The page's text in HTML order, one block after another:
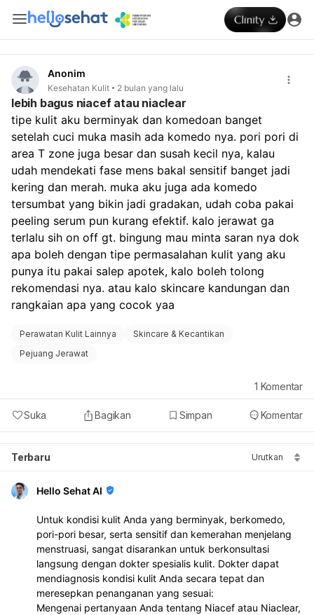
Anonim
Kesehatan Kulit 2 bulan yang lalu
lebih bagus niacef atau niaclear
tipe kulit aku berminyak dan komedoan banget
setelah cuci muka masih ada komedo nya. pori pori di
area T zone juga besar dan susah kecil nya, kalau
udah mendekati fase mens bakal sensitif banget jadi
kering dan merah. muka aku juga ada komedo
tersumbat yang bikin jadi gradakan, udah coba pakai
peeling serum pun kurang efektif. kalo jerawat ga
terlalu sih on off gt. bingung mau minta saran nya dok
apa boleh dengan tipe permasalahan kulit yang aku
punya itu pakai salep apotek, kalo boleh tolong
rekomendasi nya. atau kalo skincare kandungan dan
rangkaian apa yang cocok yaa
Perawatan Kulit Lainnya
Skincare & Kecantikan
Pejuang Jerawat
Suka Bagikan Simpan Komentar
1 Komentar
Terbaru Urutkan
Hello Sehat AI
Untuk kondisi kulit Anda yang berminyak, berkomedo,
pori-pori besar, serta sensitif dan kemerahan menjelang
menstruasi, sangat disarankan untuk berkonsultasi
langsung dengan dokter spesialis kulit. Dokter dapat
mendiagnosis kondisi kulit Anda secara tepat dan
meresepkan penanganan yang sesuai:
Mengenai pertanyaan Anda tentang Niacef atau Niaclear,